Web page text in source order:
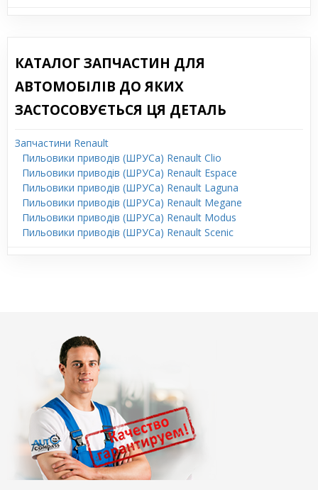
КАТАЛОГ ЗАПЧАСТИН ДЛЯ
АВТОМОБІЛІВ ДО ЯКИХ
ЗАСТОСОВУЄТЬСЯ ЦЯ ДЕТАЛЬ
Запчастини Renault
Пильовики приводів (ШРУСа) Renault Clio
Пильовики приводів (ШРУСа) Renault Espace
Пильовики приводів (ШРУСа) Renault Laguna
Пильовики приводів (ШРУСа) Renault Megane
Пильовики приводів (ШРУСа) Renault Modus
Пильовики приводів (ШРУСа) Renault Scenic